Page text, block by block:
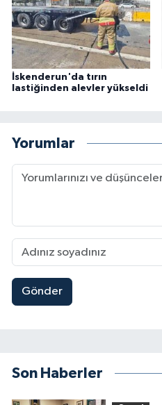
İskenderun'da tırın
lastiğinden alevler yükseldi
Yorumlar
Gönder
Son Haberler